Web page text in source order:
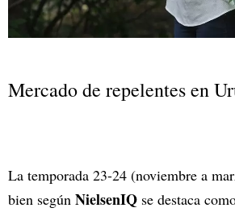
Mercado de repelentes en
La temporada 23-24 (noviembre a
bien según NielsenIQ se destaca